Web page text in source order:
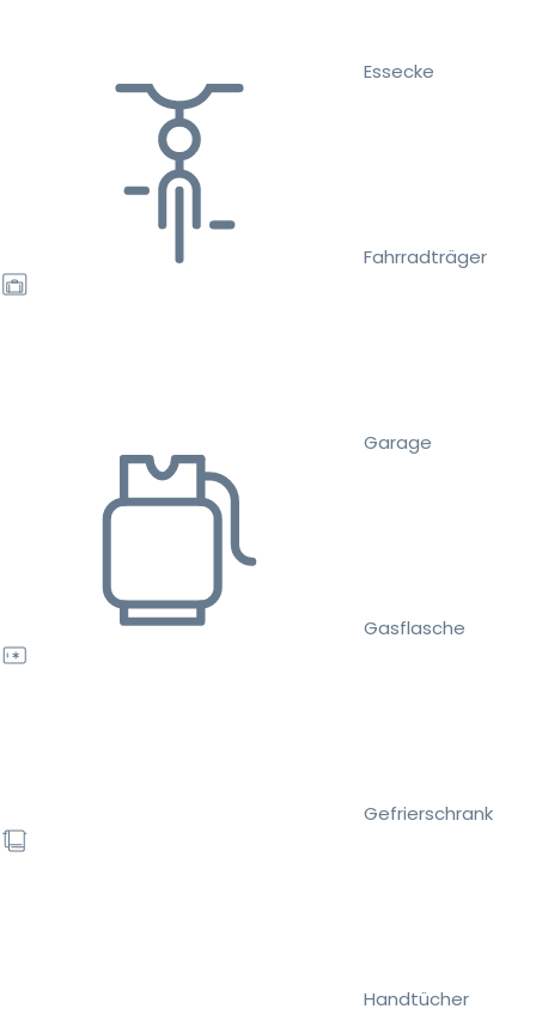
Essecke
Fahrradträger
Garage
Gasflasche
Gefrierschrank
Handtücher